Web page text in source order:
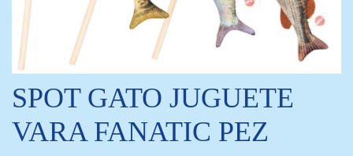
SPOT GATO JUGUETE
VARA FANATIC PEZ